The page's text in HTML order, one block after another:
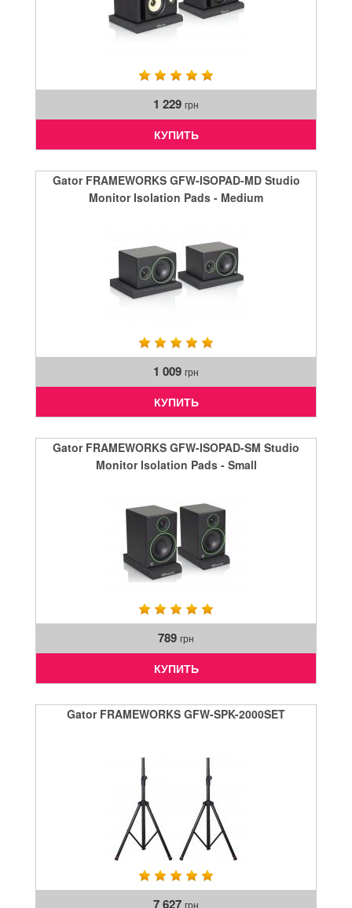
1 229 грн
КУПИТЬ
Gator FRAMEWORKS GFW-ISOPAD-MD Studio
Monitor Isolation Pads - Medium
1 009 грн
КУПИТЬ
Gator FRAMEWORKS GFW-ISOPAD-SM Studio
Monitor Isolation Pads - Small
789 грн
КУПИТЬ
Gator FRAMEWORKS GFW-SPK-2000SET
7 627 грн